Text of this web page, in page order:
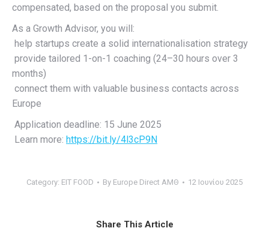
compensated, based on the proposal you submit.
As a Growth Advisor, you will:
help startups create a solid internationalisation strategy
provide tailored 1-on-1 coaching (24–30 hours over 3
months)
connect them with valuable business contacts across
Europe
Application deadline: 15 June 2025
Learn more: https://bit.ly/4l3cP9N
Category: EIT FOOD By Europe Direct ΑΜΘ 12 Ιουνίου 2025
Share This Article